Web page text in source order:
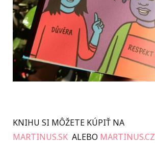
KNIHU SI MÔŽETE KÚPIŤ NA
MARTINUS.SK ALEBO MARTINUS.CZ